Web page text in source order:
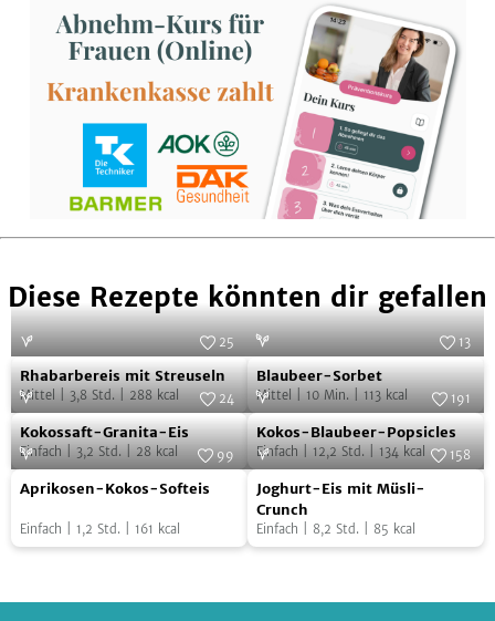
teilen
teilen
teilen
teilen
Diese Rezepte könnten dir gefallen
Rhabarbereis
mit
Streuseln
Foto: Linda Lomelino
25
Rhabarbereis mit Streuseln
Mittel 3,8 Std. 288 kcal
Blaubeer-
Sorbet
Foto:
13
Blaubeer-Sorbet
Mittel 10 Min. 113 kcal
Kokossaft-
Granita-
Eis
Foto: SevenCooks
24
Kokossaft-Granita-Eis
Einfach 3,2 Std. 28 kcal
Kokos-
Blaubeer-
Popsicles
Foto: Coconut Business GmbH
191
Kokos-Blaubeer-Popsicles
Einfach 12,2 Std. 134 kcal
Aprikosen-
Softeis
SevenCooks
99
Aprikosen-Kokos-Softeis
Einfach 1,2 Std. 161 kcal
Joghurt-
Eis
mit
Foto:SevenCooks
158
Joghurt-Eis mit Müsli-
Crunch
Einfach 8,2 Std. 85 kcal